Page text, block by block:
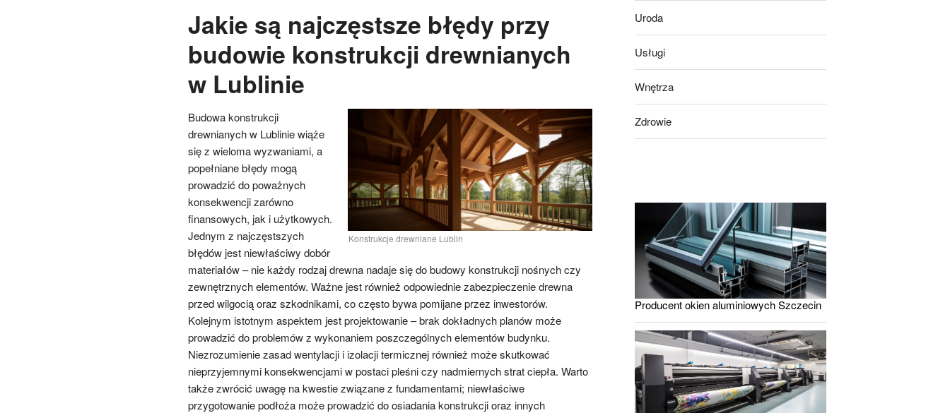
Jakie są najczęstsze błędy przy
budowie konstrukcji drewnianych
w Lublinie
Konstrukcje drewniane Lublin
Budowa konstrukcji
drewnianych w Lublinie wiąże
się z wieloma wyzwaniami, a
popełniane błędy mogą
prowadzić do poważnych
konsekwencji zarówno
finansowych, jak i użytkowych.
Jednym z najczęstszych
błędów jest niewłaściwy dobór
materiałów – nie każdy rodzaj drewna nadaje się do budowy konstrukcji nośnych czy
zewnętrznych elementów. Ważne jest również odpowiednie zabezpieczenie drewna
przed wilgocią oraz szkodnikami, co często bywa pomijane przez inwestorów.
Kolejnym istotnym aspektem jest projektowanie – brak dokładnych planów może
prowadzić do problemów z wykonaniem poszczególnych elementów budynku.
Niezrozumienie zasad wentylacji i izolacji termicznej również może skutkować
nieprzyjemnymi konsekwencjami w postaci pleśni czy nadmiernych strat ciepła. Warto
także zwrócić uwagę na kwestie związane z fundamentami; niewłaściwe
przygotowanie podłoża może prowadzić do osiadania konstrukcji oraz innych
Uroda
Usługi
Wnętrza
Zdrowie
Producent okien aluminiowych Szczecin